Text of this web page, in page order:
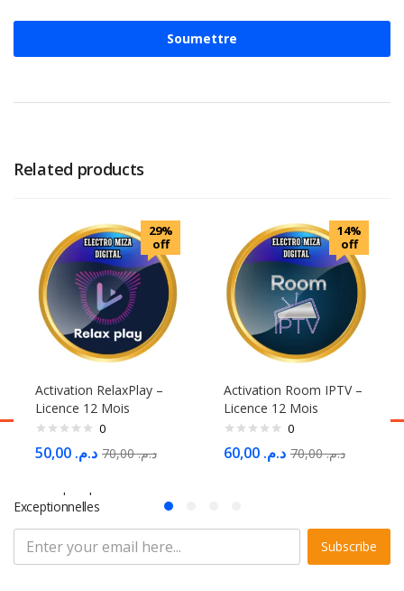
Related products
29%
off
Activation RelaxPlay –
Licence 12 Mois
0
د.م. د.م.70,00
14%
off
Activation Room IPTV –
Licence 12 Mois
0
د.م. د.م.70,00
S'abonner à la Newsletter
Exceptionnelles
Subscribe